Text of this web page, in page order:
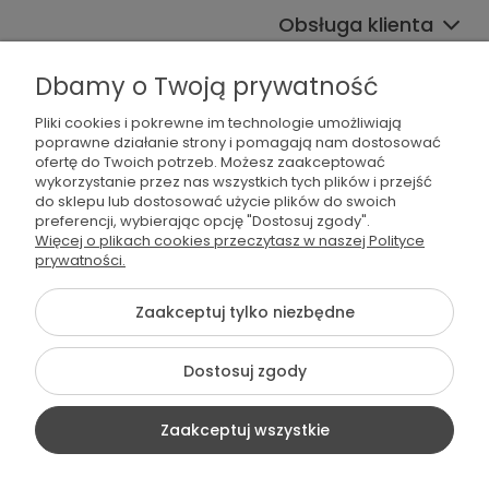
Obsługa klienta
Współpraca
536 042 061
Szablon Flex byEcommercy
Dbamy o Twoją prywatność
Pliki cookies i pokrewne im technologie umożliwiają
poprawne działanie strony i pomagają nam dostosować
ofertę do Twoich potrzeb. Możesz zaakceptować
wykorzystanie przez nas wszystkich tych plików i przejść
do sklepu lub dostosować użycie plików do swoich
preferencji, wybierając opcję "Dostosuj zgody".
Więcej o plikach cookies przeczytasz w naszej Polityce
prywatności.
Zaakceptuj tylko niezbędne
Dostosuj zgody
Zaakceptuj wszystkie